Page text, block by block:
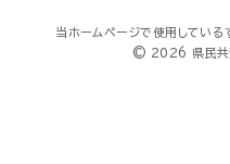
当ホームページで使用してい
© 2026 県民共